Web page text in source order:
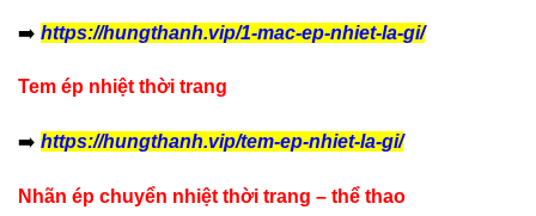
➡️ https://hungthanh.vip/1-mac-ep-nhiet-la-gi/
Tem ép nhiệt thời trang
➡️ https://hungthanh.vip/tem-ep-nhiet-la-gi/
Nhãn ép chuyển nhiệt thời trang – thể thao